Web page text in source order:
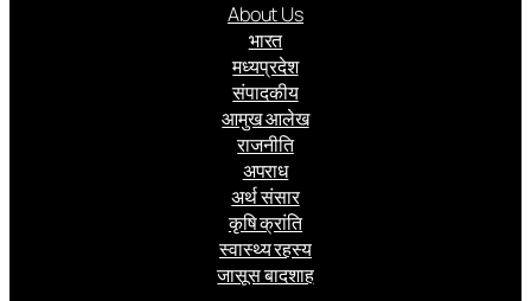
About Us
भारत
मध्यप्रदेश
संपादकीय
आमुख आलेख
राजनीति
अपराध
अर्थ संसार
कृषि क्रांति
स्वास्थ्य रहस्य
जासूस बादशाह